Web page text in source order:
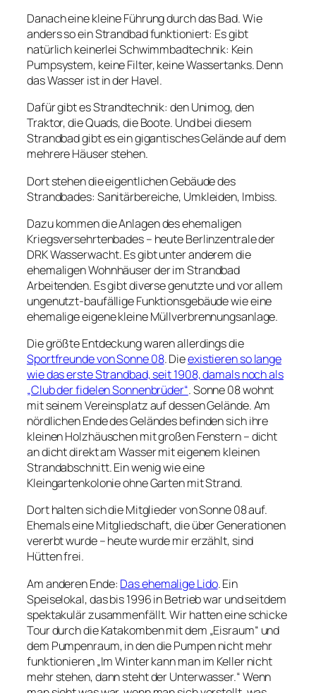
Danach eine kleine Führung durch das Bad. Wie
anders so ein Strandbad funktioniert: Es gibt
natürlich keinerlei Schwimmbadtechnik: Kein
Pumpsystem, keine Filter, keine Wassertanks. Denn
das Wasser ist in der Havel.
Dafür gibt es Strandtechnik: den Unimog, den
Traktor, die Quads, die Boote. Und bei diesem
Strandbad gibt es ein gigantisches Gelände auf dem
mehrere Häuser stehen.
Dort stehen die eigentlichen Gebäude des
Strandbades: Sanitärbereiche, Umkleiden, Imbiss.
Dazu kommen die Anlagen des ehemaligen
Kriegsversehrtenbades – heute Berlinzentrale der
DRK Wasserwacht. Es gibt unter anderem die
ehemaligen Wohnhäuser der im Strandbad
Arbeitenden. Es gibt diverse genutzte und vor allem
ungenutzt-baufällige Funktionsgebäude wie eine
ehemalige eigene kleine Müllverbrennungsanlage.
Die größte Entdeckung waren allerdings die
Sportfreunde von Sonne 08. Dieexistieren so lange
wie das erste Strandbad, seit 1908, damals noch als
„Club der fidelen Sonnenbrüder“. Sonne 08 wohnt
mit seinem Vereinsplatz auf dessen Gelände. Am
nördlichen Ende des Geländes befinden sich ihre
kleinen Holzhäuschen mit großen Fenstern – dicht
an dicht direkt am Wasser mit eigenem kleinen
Strandabschnitt. Ein wenig wie eine
Kleingartenkolonie ohne Garten mit Strand.
Dort halten sich die Mitglieder von Sonne 08 auf.
Ehemals eine Mitgliedschaft, die über Generationen
vererbt wurde – heute wurde mir erzählt, sind
Hütten frei.
Am anderen Ende: Das ehemalige Lido. Ein
Speiselokal, das bis 1996 in Betrieb war und seitdem
spektakulär zusammenfällt. Wir hatten eine schicke
Tour durch die Katakomben mit dem „Eisraum“ und
dem Pumpenraum, in den die Pumpen nicht mehr
funktionieren „Im Winter kann man im Keller nicht
mehr stehen, dann steht der Unterwasser.“ Wenn